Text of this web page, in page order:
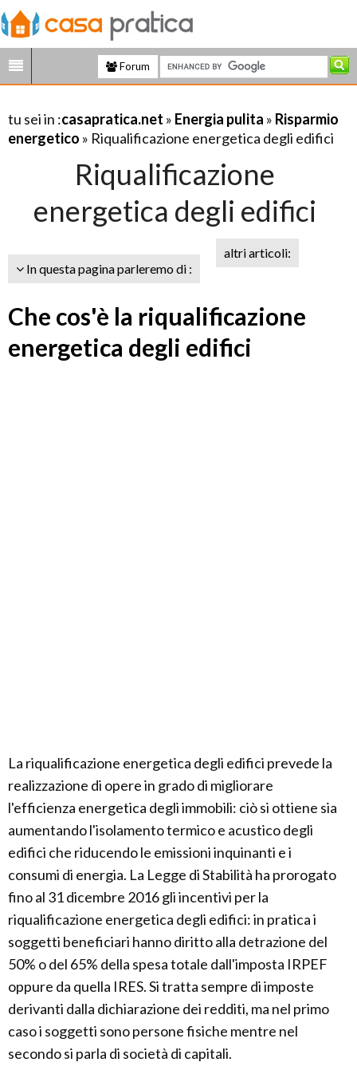
Forum
tu sei in :casapratica.net » Energia pulita » Risparmio
energetico » Riqualificazione energetica degli edifici
Riqualificazione
energetica degli edifici
In questa pagina parleremo di :
altri articoli:
Che cos'è la riqualificazione
energetica degli edifici
La riqualificazione energetica degli edifici prevede la
realizzazione di opere in grado di migliorare
l'efficienza energetica degli immobili: ciò si ottiene sia
aumentando l'isolamento termico e acustico degli
edifici che riducendo le emissioni inquinanti e i
consumi di energia. La Legge di Stabilità ha prorogato
fino al 31 dicembre 2016 gli incentivi per la
riqualificazione energetica degli edifici: in pratica i
soggetti beneficiari hanno diritto alla detrazione del
50% o del 65% della spesa totale dall'imposta IRPEF
oppure da quella IRES. Si tratta sempre di imposte
derivanti dalla dichiarazione dei redditi, ma nel primo
caso i soggetti sono persone fisiche mentre nel
secondo si parla di società di capitali.